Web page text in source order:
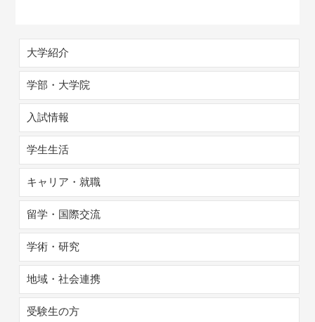
大学紹介
学部・大学院
入試情報
学生生活
キャリア・就職
留学・国際交流
学術・研究
地域・社会連携
受験生の方